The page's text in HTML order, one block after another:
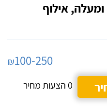
אילוף
₪100-250
0 הצעות מחיר